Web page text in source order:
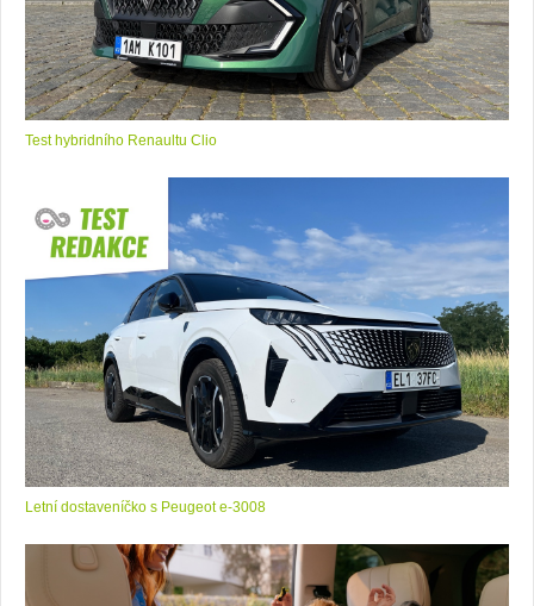
Test hybridního Renaultu Clio
Letní dostaveníčko s Peugeot e-3008